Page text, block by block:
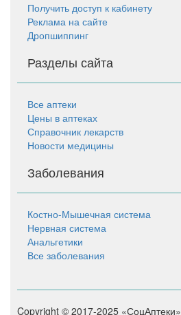
Получить доступ к кабинету
Реклама на сайте
Дропшиппинг
Разделы сайта
Все аптеки
Цены в аптеках
Справочник лекарств
Новости медицины
Заболевания
Костно-Мышечная система
Нервная система
Анальгетики
Все заболевания
Copyright © 2017-2025 «СоцАптеки»